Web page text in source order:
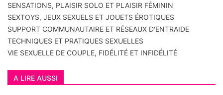
SENSATIONS, PLAISIR SOLO ET PLAISIR FÉMININ
SEXTOYS, JEUX SEXUELS ET JOUETS ÉROTIQUES
SUPPORT COMMUNAUTAIRE ET RÉSEAUX D'ENTRAIDE
TECHNIQUES ET PRATIQUES SEXUELLES
VIE SEXUELLE DE COUPLE, FIDÉLITÉ ET INFIDÉLITÉ
A LIRE AUSSI